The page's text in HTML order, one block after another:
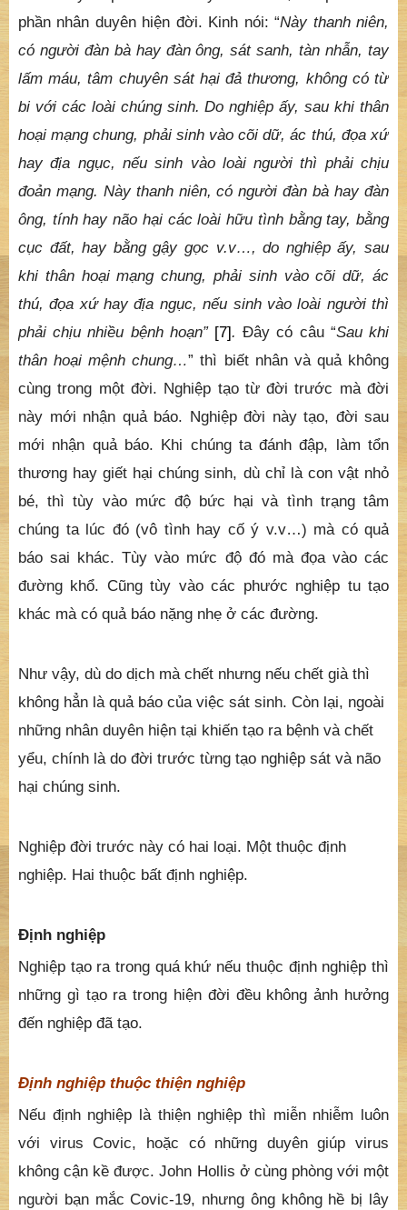
phần nhân duyên hiện đời. Kinh nói: “Này thanh niên,
có người đàn bà hay đàn ông, sát sanh, tàn nhẫn, tay
lấm máu, tâm chuyên sát hại đả thương, không có từ
bi với các loài chúng sinh. Do nghiệp ấy, sau khi thân
hoại mạng chung, phải sinh vào cõi dữ, ác thú, đọa xứ
hay địa ngục, nếu sinh vào loài người thì phải chịu
đoản mạng. Này thanh niên, có người đàn bà hay đàn
ông, tính hay não hại các loài hữu tình bằng tay, bằng
cục đất, hay bằng gậy gọc v.v…, do nghiệp ấy, sau
khi thân hoại mạng chung, phải sinh vào cõi dữ, ác
thú, đọa xứ hay địa ngục, nếu sinh vào loài người thì
phải chịu nhiều bệnh hoạn” [7]. Đây có câu “Sau khi
thân hoại mệnh chung…” thì biết nhân và quả không
cùng trong một đời. Nghiệp tạo từ đời trước mà đời
này mới nhận quả báo. Nghiệp đời này tạo, đời sau
mới nhận quả báo. Khi chúng ta đánh đập, làm tổn
thương hay giết hại chúng sinh, dù chỉ là con vật nhỏ
bé, thì tùy vào mức độ bức hại và tình trạng tâm
chúng ta lúc đó (vô tình hay cố ý v.v…) mà có quả
báo sai khác. Tùy vào mức độ đó mà đọa vào các
đường khổ. Cũng tùy vào các phước nghiệp tu tạo
khác mà có quả báo nặng nhẹ ở các đường.
Như vậy, dù do dịch mà chết nhưng nếu chết già thì
không hẳn là quả báo của việc sát sinh. Còn lại, ngoài
những nhân duyên hiện tại khiến tạo ra bệnh và chết
yểu, chính là do đời trước từng tạo nghiệp sát và não
hại chúng sinh.
Nghiệp đời trước này có hai loại. Một thuộc định
nghiệp. Hai thuộc bất định nghiệp.
Định nghiệp
Nghiệp tạo ra trong quá khứ nếu thuộc định nghiệp thì
những gì tạo ra trong hiện đời đều không ảnh hưởng
đến nghiệp đã tạo.
Định nghiệp thuộc thiện nghiệp
Nếu định nghiệp là thiện nghiệp thì miễn nhiễm luôn
với virus Covic, hoặc có những duyên giúp virus
không cận kề được. John Hollis ở cùng phòng với một
người bạn mắc Covic-19, nhưng ông không hề bị lây